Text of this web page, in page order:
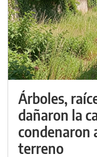
Árboles,
dañaron la
condenaron
terreno